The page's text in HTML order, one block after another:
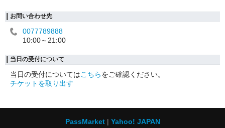
お問い合わせ先
0077789888
10:00～21:00
当日の受付について
当日の受付についてはこちらをご確認ください。
チケットを取り出す
PassMarket Yahoo! JAPAN